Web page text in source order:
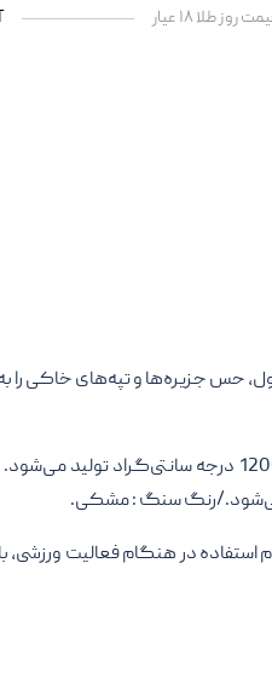
روز طلا ۱۸ عیار
حس جزیره‌ها و تپه‌های خاکی را
پرسلین نوعی سرامیک با مقاومت حرارتی و ماندگاری بالا
در هنگام فعالیت ورزشی، با